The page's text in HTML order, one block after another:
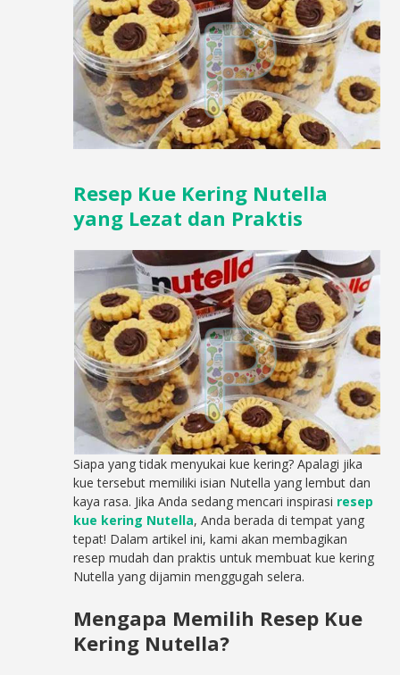
Resep Kue Kering Nutella
yang Lezat dan Praktis
Siapa yang tidak menyukai kue kering? Apalagi jika
kue tersebut memiliki isian Nutella yang lembut dan
kaya rasa. Jika Anda sedang mencari inspirasi resep
kue kering Nutella, Anda berada di tempat yang
tepat! Dalam artikel ini, kami akan membagikan
resep mudah dan praktis untuk membuat kue kering
Nutella yang dijamin menggugah selera.
Mengapa Memilih Resep Kue
Kering Nutella?